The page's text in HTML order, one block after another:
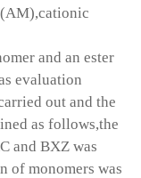
and an ester
evaluation
out and the
as follows,the
and BXZ was
monomers was